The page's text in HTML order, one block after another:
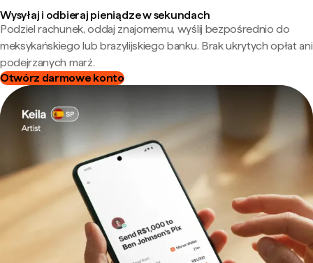
Wysyłaj i odbieraj pieniądze w sekundach
Podziel rachunek, oddaj znajomemu, wyślij bezpośrednio do
meksykańskiego lub brazylijskiego banku. Brak ukrytych opłat ani
podejrzanych marż.
Otwórz darmowe konto